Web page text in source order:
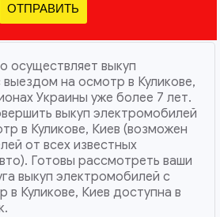
ОТПРАВИТЬ
осуществляет выкуп
на осмотр в Куликове,
Украины уже более 7 лет.
выкуп электромобилей
в Куликове, Киев (возможен
от всех известных
Готовы рассмотреть ваши
выкуп электромобилей с
Куликове, Киев доступна в